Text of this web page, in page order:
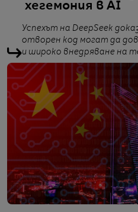
хегемония в AI
Успехът на DeepSeek
отворен код могат да
и широко внедряване на